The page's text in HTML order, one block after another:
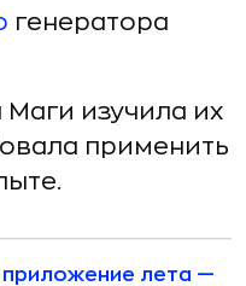
генератора
изучила их
применить
приложение лета —